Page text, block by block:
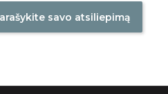
savo atsiliepimą